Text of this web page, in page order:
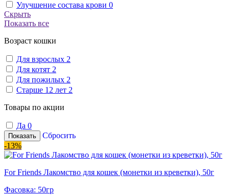
Улучшение состава крови 0
Скрыть
Показать все
Возраст кошки
Для взрослых 2
Для котят 2
Для пожилых 2
Старше 12 лет 2
Товары по акции
Да 0
Показать
Сбросить
-13%
For Friends Лакомство для кошек (монетки из креветки), 50г
Фасовка: 50гр